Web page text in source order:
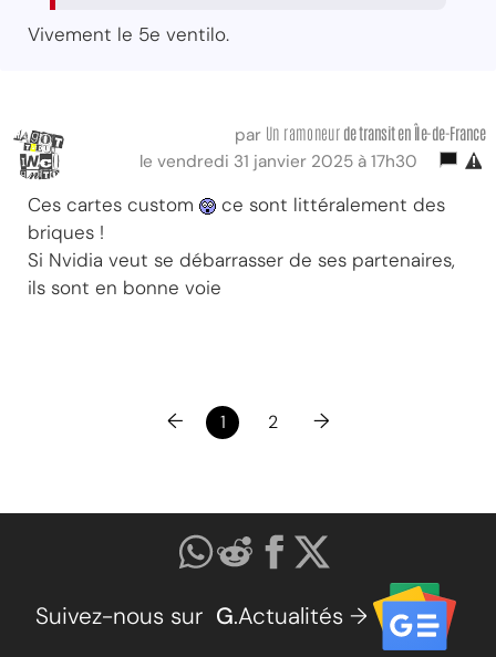
Vivement le 5e ventilo.
par Un ramoneur de transiten Île-de-France
le vendredi 31 janvier 2025 à 17h30
Ces cartes custom
ce sont littéralement des
briques !
Si Nvidia veut se débarrasser de ses partenaires,
ils sont en bonne voie
← 1 2 →
Suivez-nous sur G.Actualités →